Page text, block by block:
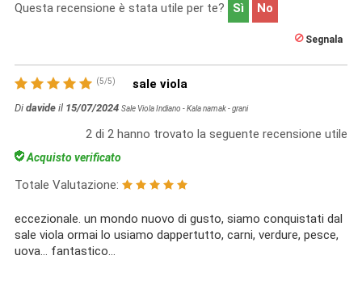
Questa recensione è stata utile per te? Sì No
Segnala
(5/5) sale viola
Di davide il 15/07/2024 Sale Viola Indiano - Kala namak - grani
2 di 2 hanno trovato la seguente recensione utile
Acquisto verificato
Totale Valutazione:
eccezionale. un mondo nuovo di gusto, siamo conquistati dal
sale viola ormai lo usiamo dappertutto, carni, verdure, pesce,
uova… fantastico…